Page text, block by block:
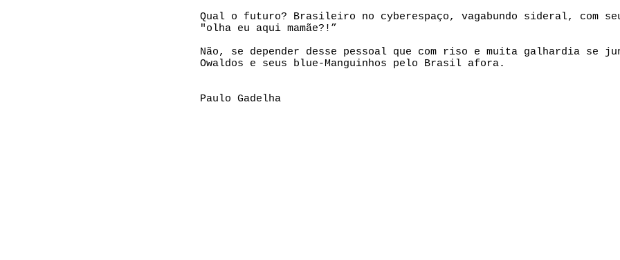
Qual o futuro? Brasileiro no cyberespaço, vagabundo sideral, com
"olha eu aqui mamãe?!”
Não, se depender desse pessoal que com riso e muita galhardia se
Owaldos e seus blue-Manguinhos pelo Brasil afora.
Paulo Gadelha